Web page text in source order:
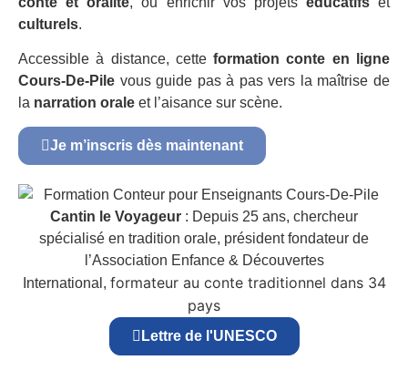
culturels.
Accessible à distance, cetteformation conte en ligne
Cours-De-Pile vous guide pas à pas vers la maîtrise de
la narration orale et l’aisance sur scène.
Je m’inscris dès maintenant
Cantin le Voyageur : Depuis 25 ans, chercheur
spécialisé en tradition orale, président fondateur de
l’Association Enfance & Découvertes
International, formateur au conte traditionnel dans 34
pays
Lettre de l'UNESCO